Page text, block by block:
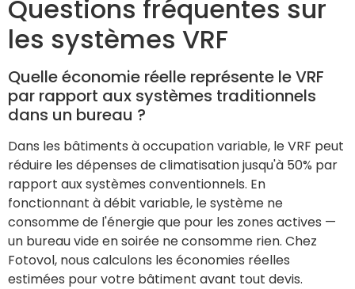
Questions fréquentes sur
les systèmes VRF
Quelle économie réelle représente le VRF
par rapport aux systèmes traditionnels
dans un bureau ?
Dans les bâtiments à occupation variable, le VRF peut
réduire les dépenses de climatisation jusqu'à 50% par
rapport aux systèmes conventionnels. En
fonctionnant à débit variable, le système ne
consomme de l'énergie que pour les zones actives —
un bureau vide en soirée ne consomme rien. Chez
Fotovol, nous calculons les économies réelles
estimées pour votre bâtiment avant tout devis.